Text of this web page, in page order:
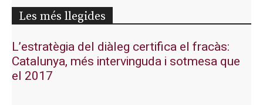
Les més llegides
L’estratègia del diàleg certifica el fracàs:
Catalunya, més intervinguda i sotmesa que
el 2017